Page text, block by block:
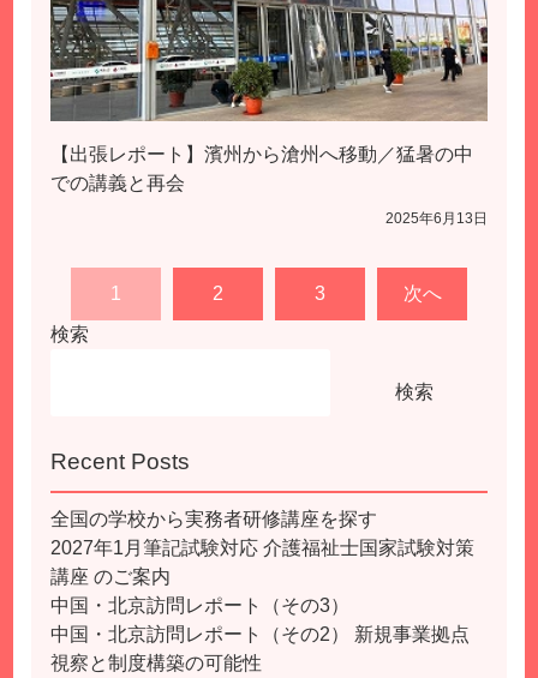
【出張レポート】濱州から滄州へ移動／猛暑の中
での講義と再会
2025年6月13日
の
送
1 2 3
次へ
検索
検索
Recent Posts
全国の学校から実務者研修講座を探す
2027年1月筆記試験対応 介護福祉士国家試験対策
講座 のご案内
中国・北京訪問レポート（その3）
中国・北京訪問レポート（その2） 新規事業拠点
視察と制度構築の可能性